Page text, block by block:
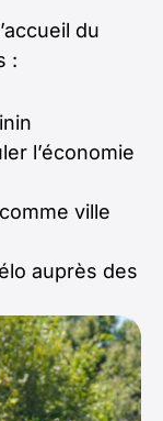
du
:
l’économie
ville
auprès des